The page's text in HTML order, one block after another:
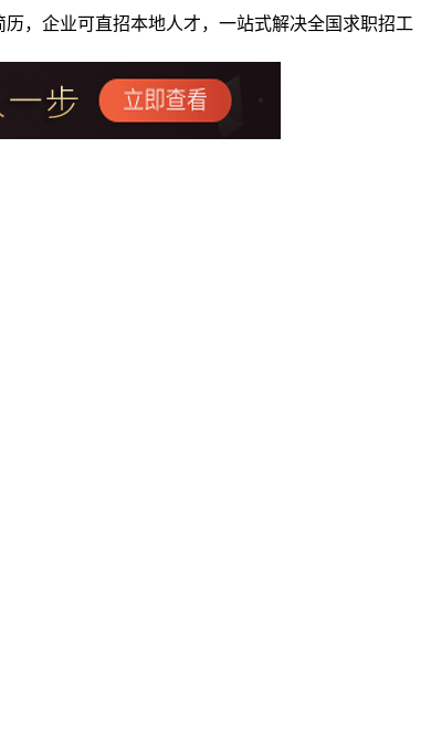
，企业可直招本地人才，一站式解决全国求职招工